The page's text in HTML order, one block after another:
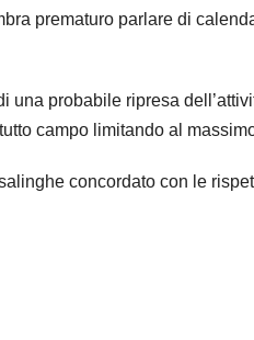
prematuro parlare di
una probabile ripresa
campo limitando al
concordato con le